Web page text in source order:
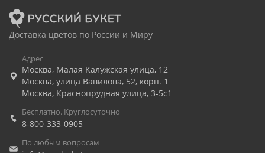
Доставка цветов по России и Миру
Адрес
Москва, Малая Калужская улица, 12
Москва, улица Вавилова, 52, корп. 1
Москва, Краснопрудная улица, 3-5с1
Бесплатно. Круглосуточно
8-800-333-0905
По любым вопросам